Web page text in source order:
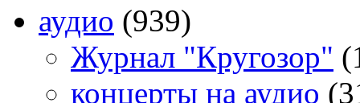
аудио (939)
Журнал "Кругозор"
концерты на аудио